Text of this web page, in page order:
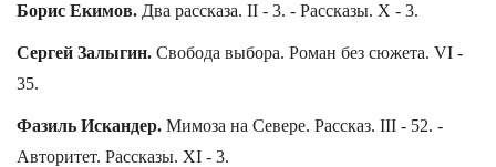
Борис Екимов. Два рассказа. II - 3. - Рассказы. X - 3.
Сергей Залыгин. Свобода выбора. Роман без сюжета. VI -
35.
Фазиль Искандер. Мимоза на Севере. Рассказ. III - 52. -
Авторитет. Рассказы. XI - 3.